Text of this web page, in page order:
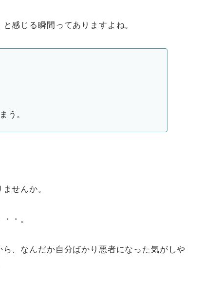
感じる瞬間ってありますよね。
う。
せんか。
・。
、なんだか自分ばかり悪者になった気がしや